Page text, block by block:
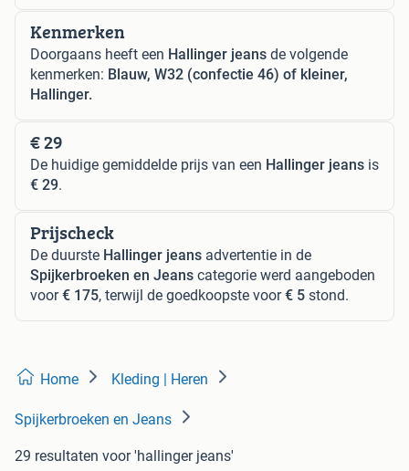
Kenmerken
Doorgaans heeft een Hallinger jeans de volgende
kenmerken: Blauw, W32 (confectie 46) of kleiner,
Hallinger.
€ 29
De huidige gemiddelde prijs van een Hallinger jeans is
€ 29.
Prijscheck
De duurste Hallinger jeans advertentie in de
Spijkerbroeken en Jeans categorie werd aangeboden
voor€ 175, terwijl de goedkoopste voor€ 5 stond.
Home Kleding | Heren
Spijkerbroeken en Jeans
29 resultaten voor 'hallinger jeans'